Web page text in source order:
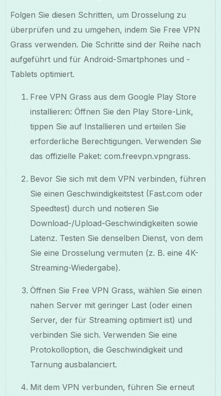
Folgen Sie diesen Schritten, um Drosselung zu
überprüfen und zu umgehen, indem Sie Free VPN
Grass verwenden. Die Schritte sind der Reihe nach
aufgeführt und für Android-Smartphones und -
Tablets optimiert.
Free VPN Grass aus dem Google Play Store
installieren: Öffnen Sie den Play Store-Link,
tippen Sie auf Installieren und erteilen Sie
erforderliche Berechtigungen. Verwenden Sie
das offizielle Paket: com.freevpn.vpngrass.
Bevor Sie sich mit dem VPN verbinden, führen
Sie einen Geschwindigkeitstest (Fast.com oder
Speedtest) durch und notieren Sie
Download-/Upload-Geschwindigkeiten sowie
Latenz. Testen Sie denselben Dienst, von dem
Sie eine Drosselung vermuten (z. B. eine 4K-
Streaming-Wiedergabe).
Öffnen Sie Free VPN Grass, wählen Sie einen
nahen Server mit geringer Last (oder einen
Server, der für Streaming optimiert ist) und
verbinden Sie sich. Verwenden Sie eine
Protokolloption, die Geschwindigkeit und
Tarnung ausbalanciert.
Mit dem VPN verbunden, führen Sie erneut